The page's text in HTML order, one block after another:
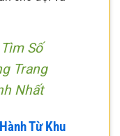
Tìm Số
Trang
Nhất
Từ Khu